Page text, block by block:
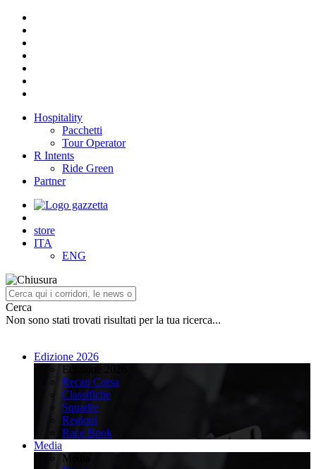
Hospitality
Pacchetti
Tour Operator
R Intents
Ride Green
Partner
store
ITA
ENG
Cerca
Non sono stati trovati risultati per la tua ricerca...
Edizione 2026
Edizione 2026
Recap Corsa
Classifiche
Squadre
Regioni
Race Book
Media
Media